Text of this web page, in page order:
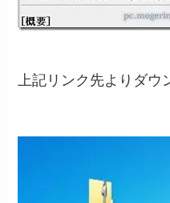
上記リンク先よりダウ